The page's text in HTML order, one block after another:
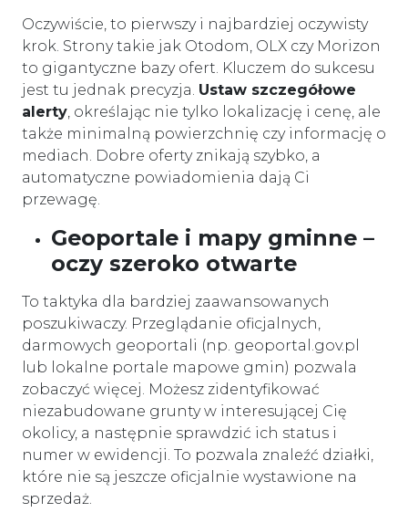
Oczywiście, to pierwszy i najbardziej oczywisty
krok. Strony takie jak Otodom, OLX czy Morizon
to gigantyczne bazy ofert. Kluczem do sukcesu
jest tu jednak precyzja. Ustaw szczegółowe
alerty, określając nie tylko lokalizację i cenę, ale
także minimalną powierzchnię czy informację o
mediach. Dobre oferty znikają szybko, a
automatyczne powiadomienia dają Ci
przewagę.
Geoportale i mapy gminne –
oczy szeroko otwarte
To taktyka dla bardziej zaawansowanych
poszukiwaczy. Przeglądanie oficjalnych,
darmowych geoportali (np. geoportal.gov.pl
lub lokalne portale mapowe gmin) pozwala
zobaczyć więcej. Możesz zidentyfikować
niezabudowane grunty w interesującej Cię
okolicy, a następnie sprawdzić ich status i
numer w ewidencji. To pozwala znaleźć działki,
które nie są jeszcze oficjalnie wystawione na
sprzedaż.